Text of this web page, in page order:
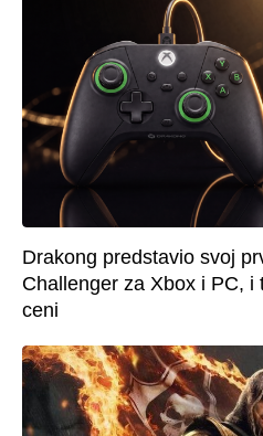
Drakong predstavio svoj
Challenger za Xbox i PC, i
ceni